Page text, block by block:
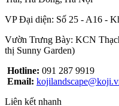
VP Đại diện: Số 25 - A16 -
Vườn Trưng Bày: KCN
thị Sunny Garden)
Hotline: 091 287 9919
Email:
Liên kết nhanh